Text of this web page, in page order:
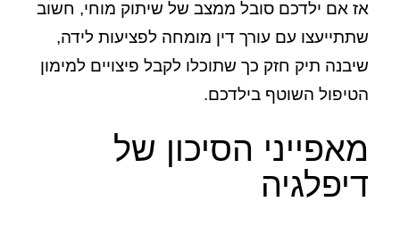
אז אם ילדכם סובל ממצב של שיתוק מוחי, חשוב
שתתייעצו עם עורך דין מומחה לפציעות לידה,
שיבנה תיק חזק כך שתוכלו לקבל פיצויים למימון
הטיפול השוטף בילדכם.
מאפייני הסיכון של
דיפלגיה